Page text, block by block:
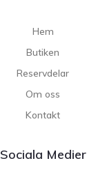
Hem
Butiken
Reservdelar
Om oss
Kontakt
Sociala Medier